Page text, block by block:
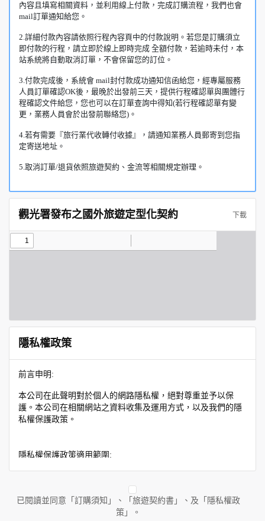
內容且填寫相關資料，並利用線上付款，完成訂購流程，我們也會
mail訂單通知給您。
2.詳細付款內容請依照行程內容頁中的付款說明。若您是訂購須立
即付款的行程，請立即於線上即時完成 全額付款，若逾時未付，本
站系統將自動取消訂單，不會保留您的訂位。
3.付款完成後，系統會 mail封付款成功通知信函給您，經專屬服務
人員訂單確認OK後，最晚於出發前三天，提供行程確認單與團體行
程確認文件給您，您也可以在訂單查詢中得知(若行程確認單有變
更，業務人員會於出發前聯絡您)。
4.若有需要『旅行業代收轉付收據』，請通知業務人員郵寄到您指
定寄送地址。
5.取消訂單/退貨依照旅遊契約、金流等相關規定辦理。
觀光署發布之國外旅遊定型化契約 下載
隱私權政策
前言申明:
本公司在此聲明對於個人的網路隱私權，絕對尊重並予以保
護。本公司在相關網站之資料收集及運用方式，以及我們的隱
私權保護政策。
隱私權保護政策適用範圍:
務時收集到的身份識別資料，也包括本公司如何處理在商業合
作與本公司合作時分享的任何身份識別資料。隱私權保護政策
不適用於本公司以外的公司或網站群，與非本站所僱用或管理
已閱讀並同意「訂購須知」、「旅遊契約書」、及「隱私權政
策」。